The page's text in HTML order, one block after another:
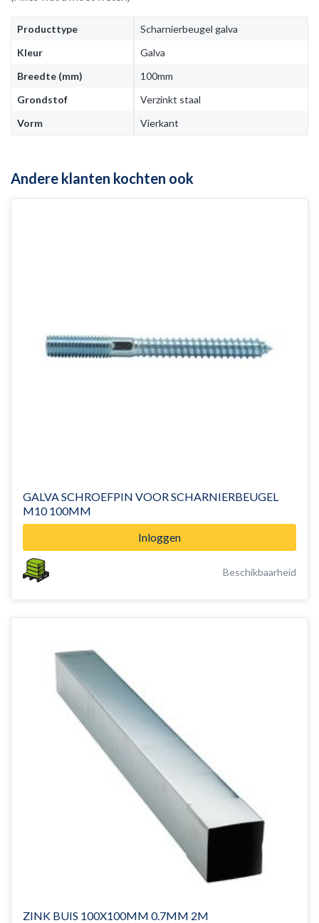
Producttype
Scharnierbeugel galva
Kleur
Galva
Breedte (mm)
100mm
Grondstof
Verzinkt staal
Vorm
Vierkant
Andere klanten kochten ook
GALVA SCHROEFPIN VOOR SCHARNIERBEUGEL
M10 100MM
Inloggen
Beschikbaarheid
ZINK BUIS 100X100MM 0.7MM 2M